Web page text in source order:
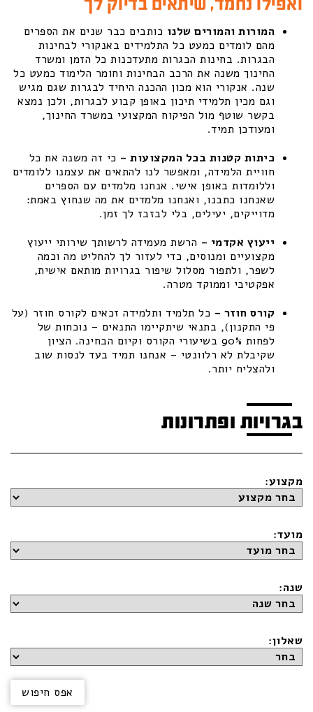
ואפילו נחמד, שיתאים בדיוק לך
המורות והמורים שלנו כותבים כבר שנים את הספרים
מהם לומדים כמעט כל התלמידים באנקורי לבחינות
הבגרות. בחינות הבגרות מתעדכנות כל הזמן ומשרד
החינוך משנה את הרכב הבחינות וחומר הלימוד כמעט כל
שנה. אנקורי הוא מכון ההכנה היחיד לבגרות שגם מגיש
וגם מכין תלמידי תיכון באופן קבוע לבגרות, ולכן נמצא
בקשר שוטף מול הפיקוח המקצועי במשרד החינוך,
ומעודכן תמיד.
כיתות קטנות בכל המקצועות – כי זה משנה את כל
חוויית הלמידה, ומאפשר לנו להתאים את עצמנו ללומדים
וללומדות באופן אישי. אנחנו מלמדים עם הספרים
שאנחנו כתבנו, ואנחנו מלמדים את מה שנחוץ באמת:
מדוייקים, יעילים, בלי לבזבז לך זמן.
ייעוץ אקדמי – הרשת מעמידה לרשותך שירותי ייעוץ
מקצועיים ומנוסים, כדי לעזור לך להחליט מה וכמה
לשפר, ולתפור מסלול שיפור בגרויות מותאם אישית,
אפקטיבי וממוקד מטרה.
קורס חוזר – כל תלמיד ותלמידה זכאים לקורס חוזר (על
פי התקנון), בתנאי שיתקיימו התנאים – נוכחות של
לפחות 90% בשיעורי הקורס וקיום הבחינה. הציון
שקיבלת לא רלוונטי – אנחנו תמיד בעד לנסות שוב
ולהצליח יותר.
בגרויות ופתרונות
מקצוע:
מועד:
שנה:
שאלון: